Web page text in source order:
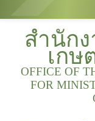
สำนัก
เก
OFFICE OF
FOR